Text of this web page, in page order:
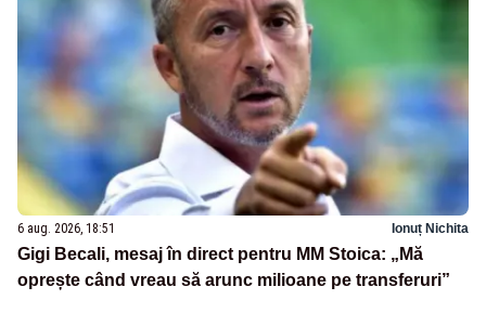
6 aug. 2026, 18:51 Ionuț Nichita
Gigi Becali, mesaj în direct pentru MM Stoica: „Mă
oprește când vreau să arunc milioane pe transferuri”